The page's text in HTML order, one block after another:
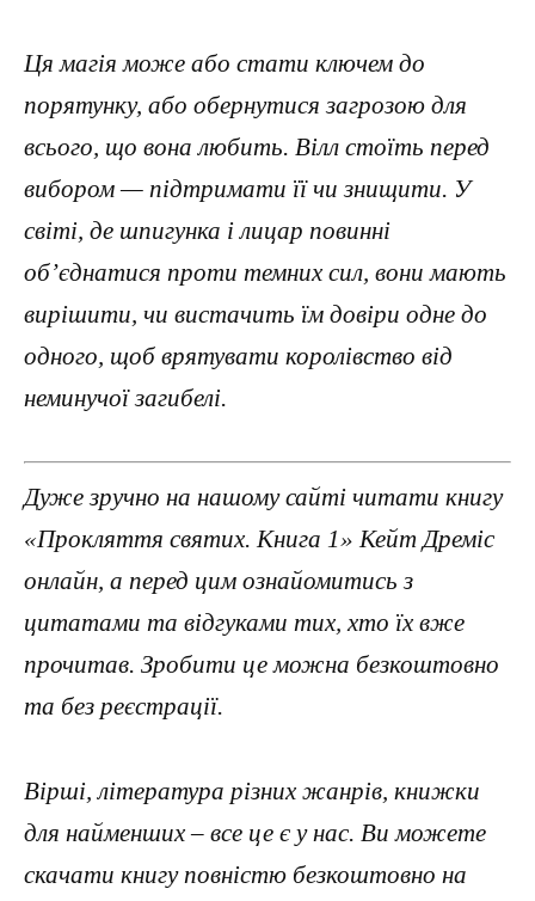
Ця магія може або стати ключем до
порятунку, або обернутися загрозою для
всього, що вона любить. Вілл стоїть перед
вибором — підтримати її чи знищити. У
світі, де шпигунка і лицар повинні
об’єднатися проти темних сил, вони мають
вирішити, чи вистачить їм довіри одне до
одного, щоб врятувати королівство від
неминучої загибелі.
Дуже зручно на нашому сайті читати книгу
«Прокляття святих. Книга 1» Кейт Дреміс
онлайн, а перед цим ознайомитись з
цитатами та відгуками тих, хто їх вже
прочитав. Зробити це можна безкоштовно
та без реєстрації.
Вірші, література різних жанрів, книжки
для найменших – все це є у нас. Ви можете
скачати книгу повністю безкоштовно на